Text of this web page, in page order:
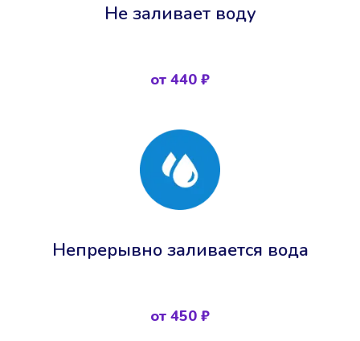
Не заливает воду
от 440 ₽
Непрерывно заливается вода
от 450 ₽